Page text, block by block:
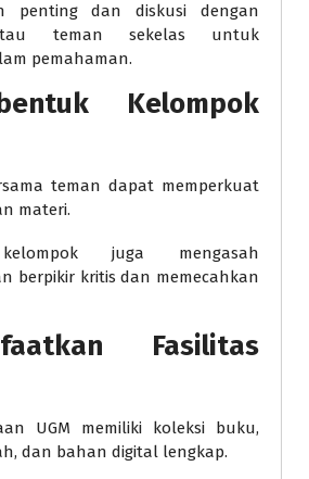
penting dan diskusi dengan
teman sekelas untuk
pemahaman.
Kelompok
teman dapat memperkuat
materi.
juga mengasah
berpikir kritis dan memecahkan
Fasilitas
UGM memiliki koleksi buku,
dan bahan digital lengkap.